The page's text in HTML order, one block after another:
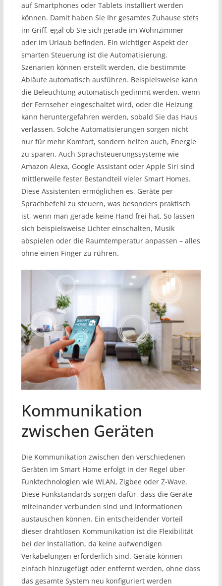
auf Smartphones oder Tablets installiert werden
können. Damit haben Sie Ihr gesamtes Zuhause stets
im Griff, egal ob Sie sich gerade im Wohnzimmer
oder im Urlaub befinden. Ein wichtiger Aspekt der
smarten Steuerung ist die Automatisierung.
Szenarien können erstellt werden, die bestimmte
Abläufe automatisch ausführen. Beispielsweise kann
die Beleuchtung automatisch gedimmt werden, wenn
der Fernseher eingeschaltet wird, oder die Heizung
kann heruntergefahren werden, sobald Sie das Haus
verlassen. Solche Automatisierungen sorgen nicht
nur für mehr Komfort, sondern helfen auch, Energie
zu sparen. Auch Sprachsteuerungssysteme wie
Amazon Alexa, Google Assistant oder Apple Siri sind
mittlerweile fester Bestandteil vieler Smart Homes.
Diese Assistenten ermöglichen es, Geräte per
Sprachbefehl zu steuern, was besonders praktisch
ist, wenn man gerade keine Hand frei hat. So lassen
sich beispielsweise Lichter einschalten, Musik
abspielen oder die Raumtemperatur anpassen – alles
ohne einen Finger zu rühren.
Kommunikation
zwischen Geräten
Die Kommunikation zwischen den verschiedenen
Geräten im Smart Home erfolgt in der Regel über
Funktechnologien wie WLAN, Zigbee oder Z-Wave.
Diese Funkstandards sorgen dafür, dass die Geräte
miteinander verbunden sind und Informationen
austauschen können. Ein entscheidender Vorteil
dieser drahtlosen Kommunikation ist die Flexibilität
bei der Installation, da keine aufwendigen
Verkabelungen erforderlich sind. Geräte können
einfach hinzugefügt oder entfernt werden, ohne dass
das gesamte System neu konfiguriert werden